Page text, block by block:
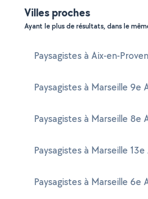
Villes proches
Ayant le plus de résultats, dans le
Paysagistes à Aix-en-
Paysagistes à Marseille 9e
Paysagistes à Marseille 8e
Paysagistes à Marseille
Paysagistes à Marseille 6e